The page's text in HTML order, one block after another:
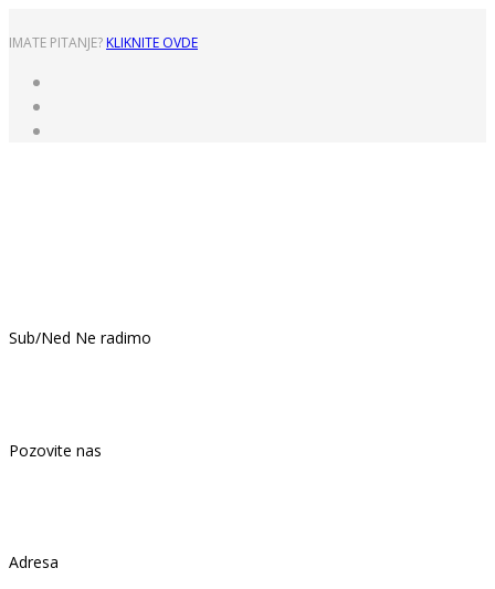
IMATE PITANJE? KLIKNITE OVDE
Sub/Ned Ne radimo
Pozovite nas
Adresa